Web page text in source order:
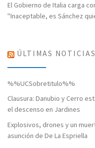
El Gobierno de Italia carga
"Inaceptable, es Sánchez
ÚLTIMAS
%%UCSobretitulo%%
Clausura: Danubio y Cerro
el descenso en Jardines
Explosivos, drones y un
asunción de De La Espriella